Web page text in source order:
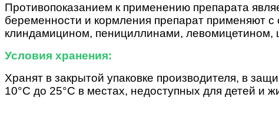
Противопоказанием к применению препарата
беременности и кормления препарат применяют
клиндамицином, пенициллинами,
Условия хранения:
Хранят в закрытой упаковке производителя, в
10°С до 25°С в местах, недоступных для детей и